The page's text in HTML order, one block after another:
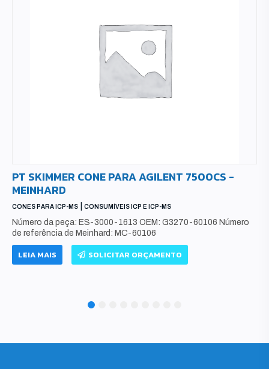
PT SKIMMER CONE PARA AGILENT 7500CS -
MEINHARD
CONES PARA ICP-MS CONSUMÍVEIS ICP E ICP-MS
Número da peça: ES-3000-1613 OEM: G3270-60106 Número
de referência de Meinhard: MC-60106
LEIA MAIS SOLICITAR ORÇAMENTO
4